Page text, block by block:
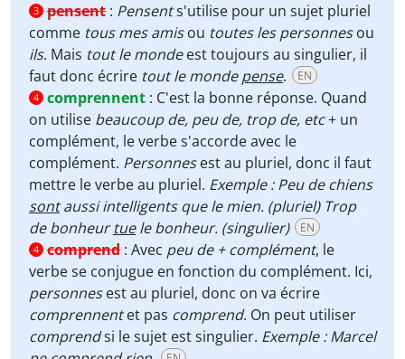
3 pensent : Pensents'utilise pour un sujet pluriel
comme tous mes amisou toutes les personnesou
ils. Mais tout le mondeest toujours au singulier, il
faut donc écrire tout le mondepense. EN
4 comprennent : C'est la bonne réponse. Quand
on utilise beaucoup de, peu de, trop de, etc+ un
complément, le verbe s'accorde avec le
complément. Personnesest au pluriel, donc il faut
mettre le verbe au pluriel. Exemple : Peu de chiens
sontaussi intelligents que le mien. (pluriel) Trop
de bonheurtuele bonheur. (singulier) EN
4 comprend : Avec peu de + complément, le
verbe se conjugue en fonction du complément. Ici,
personnesest au pluriel, donc on va écrire
comprennentet pas comprend. On peut utiliser
comprendsi le sujet est singulier. Exemple : Marcel